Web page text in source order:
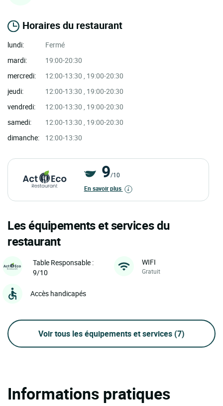
Horaires du restaurant
lundi:
Fermé
mardi:
19:00-20:30
mercredi:
12:00-13:30 , 19:00-20:30
jeudi:
12:00-13:30 , 19:00-20:30
vendredi:
12:00-13:30 , 19:00-20:30
samedi:
12:00-13:30 , 19:00-20:30
dimanche:
12:00-13:30
9/10
En savoir plus
Les équipements et services du
restaurant
Table Responsable :
9/10
WIFI
Gratuit
Accès handicapés
Voir tous les équipements et services (7)
Informations pratiques